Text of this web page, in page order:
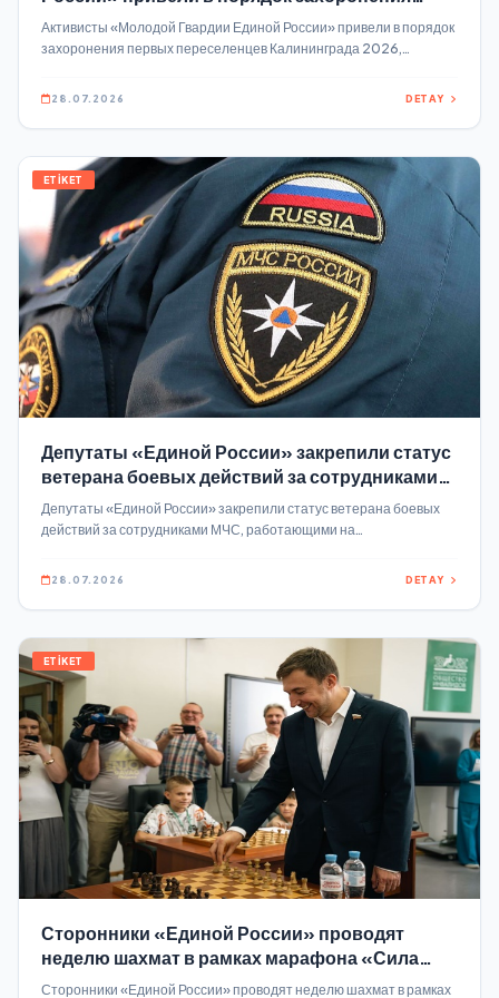
первых переселенцев Калининграда
Активисты «Молодой Гвардии Единой России» привели в порядок
захоронения первых переселенцев Калининграда 2026,
экоакции приняли участие активисты партии и МГЕР,
28.07.2026 DETAY
ETİKET
Депутаты «Единой России» закрепили статус
ветерана боевых действий за сотрудниками
МЧС, работающими на разминировании в
зоне СВО
Депутаты «Единой России» закрепили статус ветерана боевых
действий за сотрудниками МЧС, работающими на
соответствующий закон единогласно во втором и третьем
и Государственной противопожарной службы, которые
обезвреживали и уничтожали взрывоопасные предметы в ходе
СВО в ЛДНР, Херсонской и Запорожской областях.
28.07.2026 DETAY
ETİKET
Сторонники «Единой России» проводят
неделю шахмат в рамках марафона «Сила
России»
Сторонники «Единой России» проводят неделю шахмат в рамках